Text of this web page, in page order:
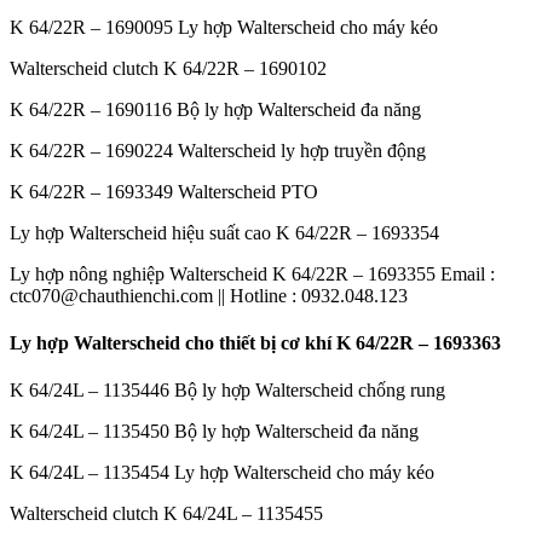
K 64/22R – 1690095 Ly hợp Walterscheid cho máy kéo
Walterscheid clutch K 64/22R – 1690102
K 64/22R – 1690116 Bộ ly hợp Walterscheid đa năng
K 64/22R – 1690224 Walterscheid ly hợp truyền động
K 64/22R – 1693349 Walterscheid PTO
Ly hợp Walterscheid hiệu suất cao K 64/22R – 1693354
Ly hợp nông nghiệp Walterscheid K 64/22R – 1693355 Email :
ctc070@chauthienchi.com || Hotline : 0932.048.123
Ly hợp Walterscheid cho thiết bị cơ khí K 64/22R – 1693363
K 64/24L – 1135446 Bộ ly hợp Walterscheid chống rung
K 64/24L – 1135450 Bộ ly hợp Walterscheid đa năng
K 64/24L – 1135454 Ly hợp Walterscheid cho máy kéo
Walterscheid clutch K 64/24L – 1135455